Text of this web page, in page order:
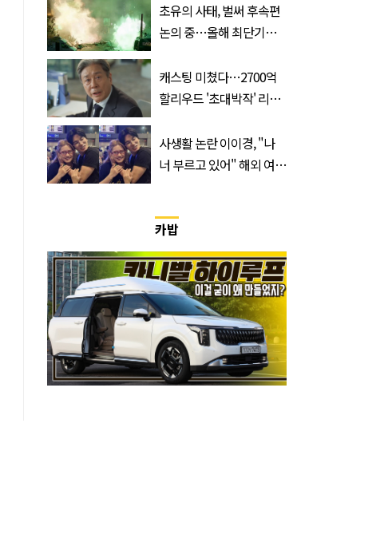
초유의 사태, 벌써 후속편
논의 중…올해 최단기간
정체
캐스팅 미쳤다…2700억
할리우드 '초대박작' 리메
사생활 논란 이이경, "나
너 부르고 있어" 해외 여배
카밥